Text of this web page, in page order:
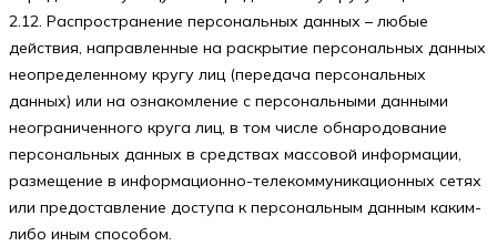
2.12. Распространение персональных данных – любые
действия, направленные на раскрытие персональных данных
неопределенному кругу лиц (передача персональных
данных) или на ознакомление с персональными данными
неограниченного круга лиц, в том числе обнародование
персональных данных в средствах массовой информации,
размещение в информационно-телекоммуникационных сетях
или предоставление доступа к персональным данным каким-
либо иным способом.